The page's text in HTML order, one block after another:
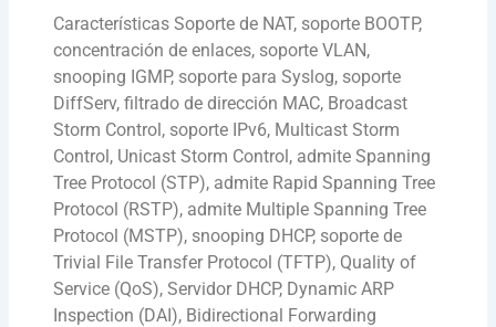
Características Soporte de NAT, soporte BOOTP,
concentración de enlaces, soporte VLAN,
snooping IGMP, soporte para Syslog, soporte
DiffServ, filtrado de dirección MAC, Broadcast
Storm Control, soporte IPv6, Multicast Storm
Control, Unicast Storm Control, admite Spanning
Tree Protocol (STP), admite Rapid Spanning Tree
Protocol (RSTP), admite Multiple Spanning Tree
Protocol (MSTP), snooping DHCP, soporte de
Trivial File Transfer Protocol (TFTP), Quality of
Service (QoS), Servidor DHCP, Dynamic ARP
Inspection (DAI), Bidirectional Forwarding